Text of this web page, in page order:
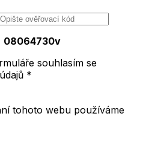
08064730v
souhlasím se
*
tohoto webu používáme